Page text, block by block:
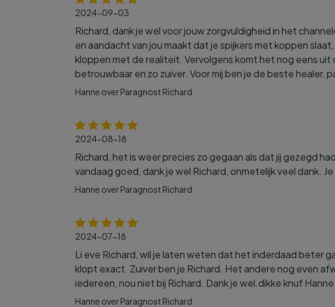
2024-09-03
Richard, dank je wel voor jouw zorgvuldigheid in het
en aandacht van jou maakt dat je spijkers met koppen
kloppen met de realiteit. Vervolgens komt het nog eens
betrouwbaar en zo zuiver. Voor mij ben je de beste healer,
Hanne over Paragnost Richard
2024-08-18
Richard, het is weer precies zo gegaan als dat jij gezegd
vandaag goed, dank je wel Richard, onmetelijk veel dank.
Hanne over Paragnost Richard
2024-07-18
Li eve Richard, wil je laten weten dat het inderdaad beter
klopt exact. Zuiver ben je Richard. Het andere nog even
iedereen, nou niet bij Richard. Dank je wel.dikke knuf Hanne
Hanne over Paragnost Richard